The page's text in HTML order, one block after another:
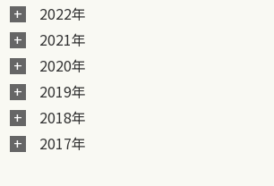
2022年
2021年
2020年
2019年
2018年
2017年